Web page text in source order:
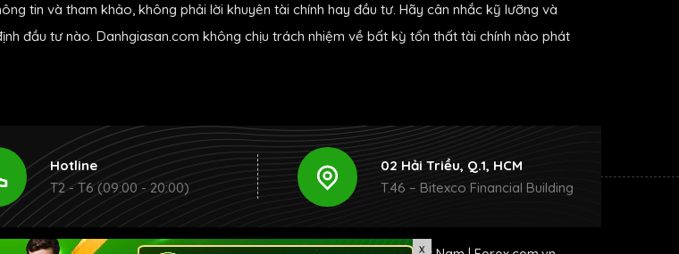
tin và tham khảo, không phải lời khuyên tài chính hay đầu tư. Hãy cân nhắc kỹ lưỡng và
đầu tư nào. Danhgiasan.com không chịu trách nhiệm về bất kỳ tổn thất tài chính nào phát
Hotline
T2 - T6 (09:00 - 20:00)
02 Hải Triều, Q.1, HCM
T.46 – Bitexco Financial Building
X